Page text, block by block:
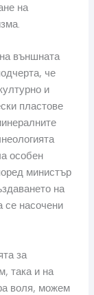
на
външната
че
и
пластове
особен
министър
на
се насочени
за
така и на
воля, можем